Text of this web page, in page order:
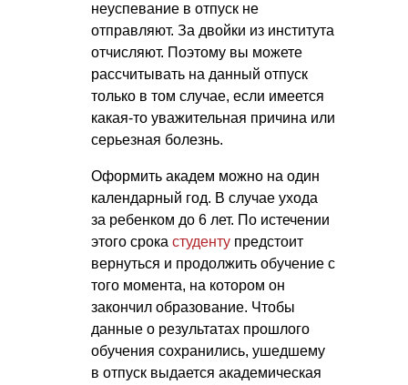
неуспевание в отпуск не
отправляют. За двойки из института
отчисляют. Поэтому вы можете
рассчитывать на данный отпуск
только в том случае, если имеется
какая-то уважительная причина или
серьезная болезнь.
Оформить академ можно на один
календарный год. В случае ухода
за ребенком до 6 лет. По истечении
этого срока студенту предстоит
вернуться и продолжить обучение с
того момента, на котором он
закончил образование. Чтобы
данные о результатах прошлого
обучения сохранились, ушедшему
в отпуск выдается академическая